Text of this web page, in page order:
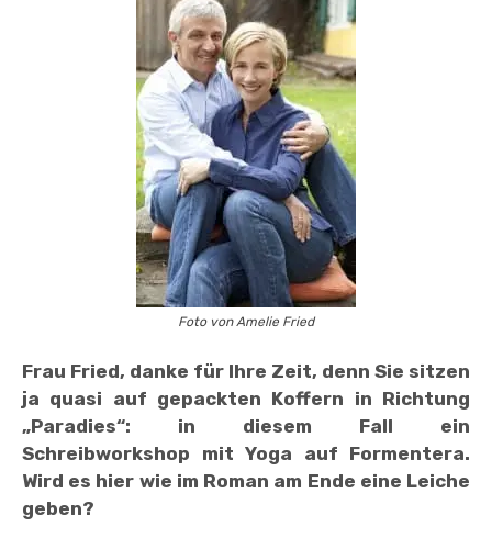
Foto von Amelie Fried
Frau Fried, danke für Ihre Zeit, denn Sie sitzen
ja quasi auf gepackten Koffern in Richtung
„Paradies“: in diesem Fall ein
Schreibworkshop mit Yoga auf Formentera.
Wird es hier wie im Roman am Ende eine Leiche
geben?